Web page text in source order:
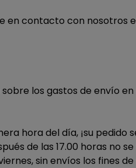
en contacto con
los gastos de envío
hora del día, ¡su pedido
de las 17.00 horas no
sin envíos los fines